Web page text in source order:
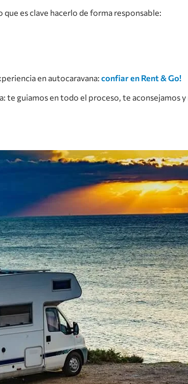
es clave hacerlo de forma responsable:
en autocaravana: confiar en Rent & Go!
te guiamos en todo el proceso, te aconsejamos